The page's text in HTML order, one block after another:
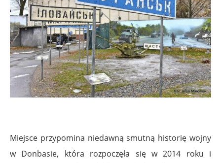
Miejsce przypomina niedawną smutną historię wojny
w Donbasie, która rozpoczęła się w 2014 roku i